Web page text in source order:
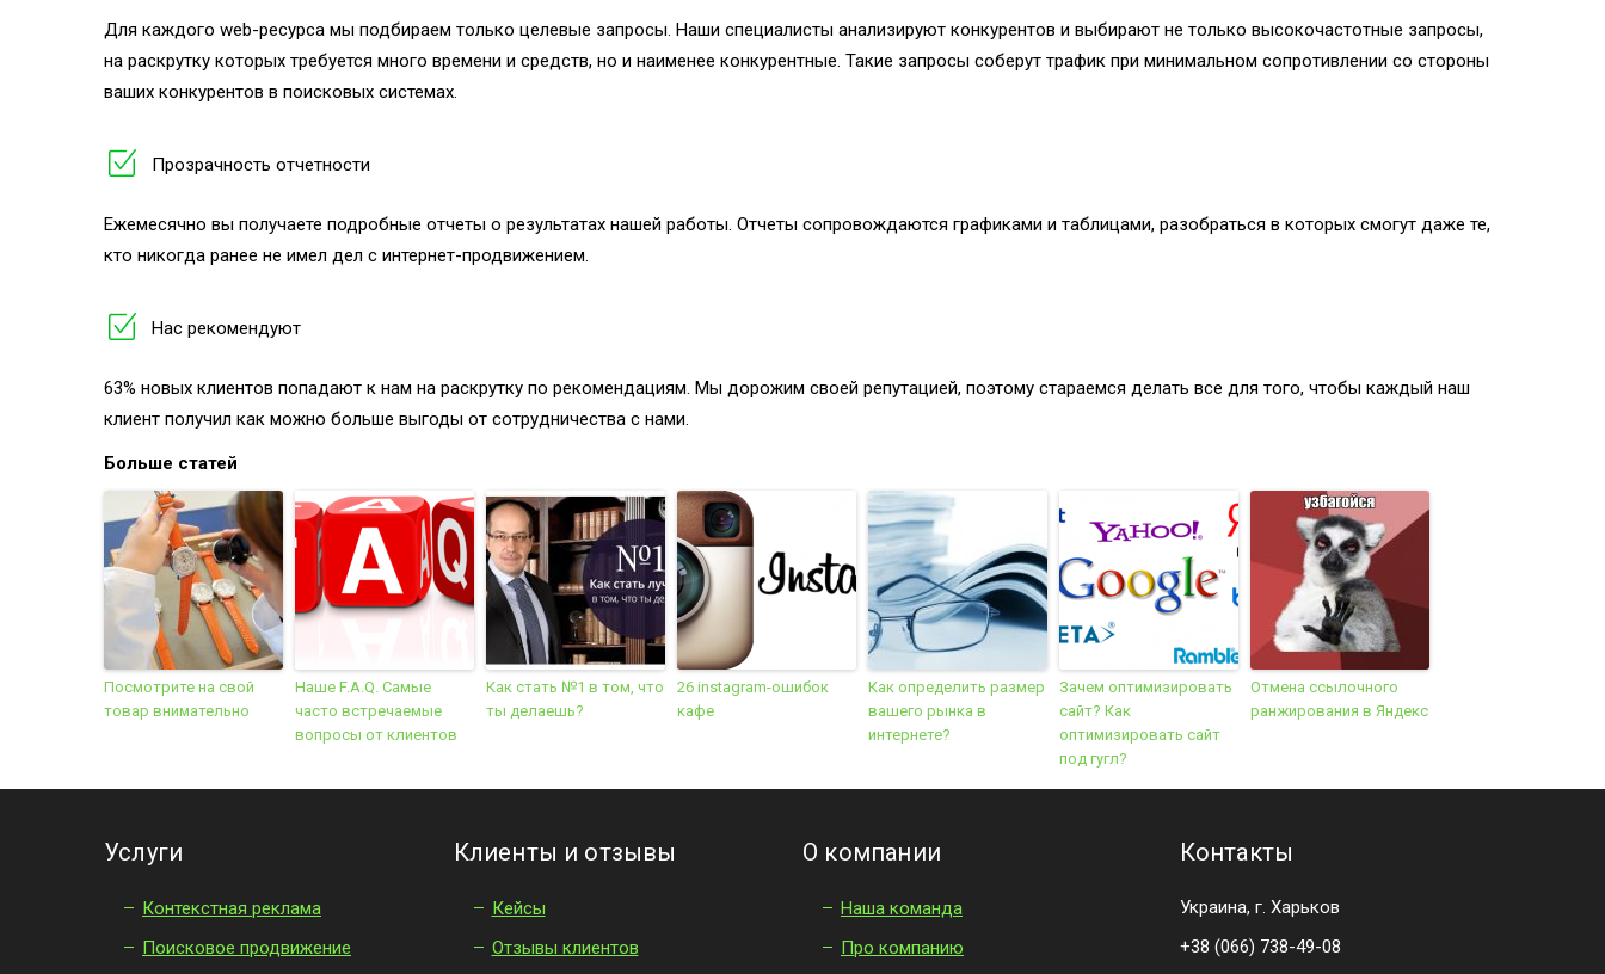
Для каждого web-ресурса мы подбираем только целевые запросы. Наши специалисты анализируют конкурентов и выбирают не только высокочастотные запросы,
на раскрутку которых требуется много времени и средств, но и наименее конкурентные. Такие запросы соберут трафик при минимальном сопротивлении со стороны
ваших конкурентов в поисковых системах.
Прозрачность отчетности
Ежемесячно вы получаете подробные отчеты о результатах нашей работы. Отчеты сопровождаются графиками и таблицами, разобраться в которых смогут даже те,
кто никогда ранее не имел дел с интернет-продвижением.
Нас рекомендуют
63% новых клиентов попадают к нам на раскрутку по рекомендациям. Мы дорожим своей репутацией, поэтому стараемся делать все для того, чтобы каждый наш
клиент получил как можно больше выгоды от сотрудничества с нами.
Больше статей
Посмотрите на свой
товар внимательно
Наше F.A.Q. Самые
часто встречаемые
вопросы от клиентов
Как стать №1 в том, что
ты делаешь?
26 instagram-ошибок
кафе
Как определить размер
вашего рынка в
интернете?
Зачем оптимизировать
сайт? Как
оптимизировать сайт
под гугл?
Отмена ссылочного
ранжирования в Яндекс
Услуги
Контекстная реклама
Поисковое продвижение
Клиенты и отзывы
Кейсы
Отзывы клиентов
О компании
Наша команда
Про компанию
Контакты
Украина, г. Харьков
+38 (066) 738-49-08